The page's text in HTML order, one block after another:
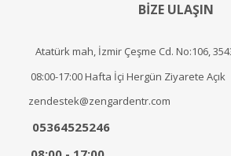
BİZE ULAŞIN
Atatürk mah, İzmir Çeşme Cd. No:106,
08:00-17:00 Hafta İçi Hergün Ziyarete Açık
zendestek@zengardentr.com
05364525246